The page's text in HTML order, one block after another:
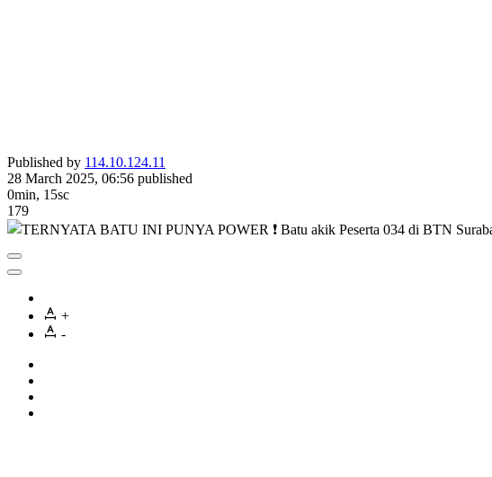
Published by 114.10.124.11
28 March 2025, 06:56 published
0min, 15sc
179
+
-